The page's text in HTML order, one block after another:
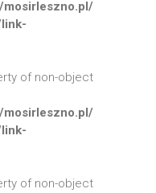
of non-object
of non-object